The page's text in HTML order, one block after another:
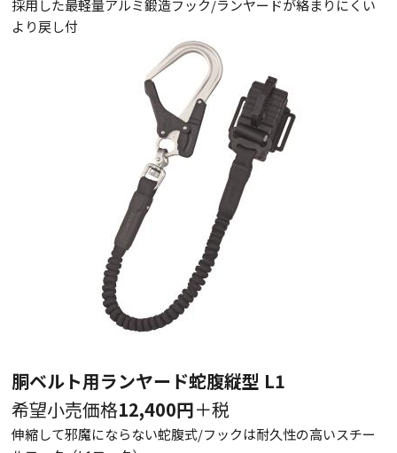
採用した最軽量アルミ鍛造フック/ランヤードが絡まりにくい
より戻し付
胴ベルト用ランヤード蛇腹縦型 L1
希望小売価格12,400円＋税
伸縮して邪魔にならない蛇腹式/フックは耐久性の高いスチー